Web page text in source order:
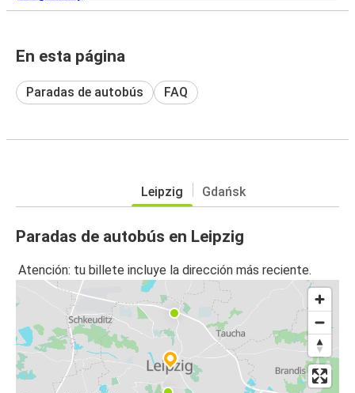
En esta página
Paradas de autobús FAQ
Leipzig Gdańsk
Paradas de autobús en Leipzig
Atención: tu billete incluye la dirección más reciente.